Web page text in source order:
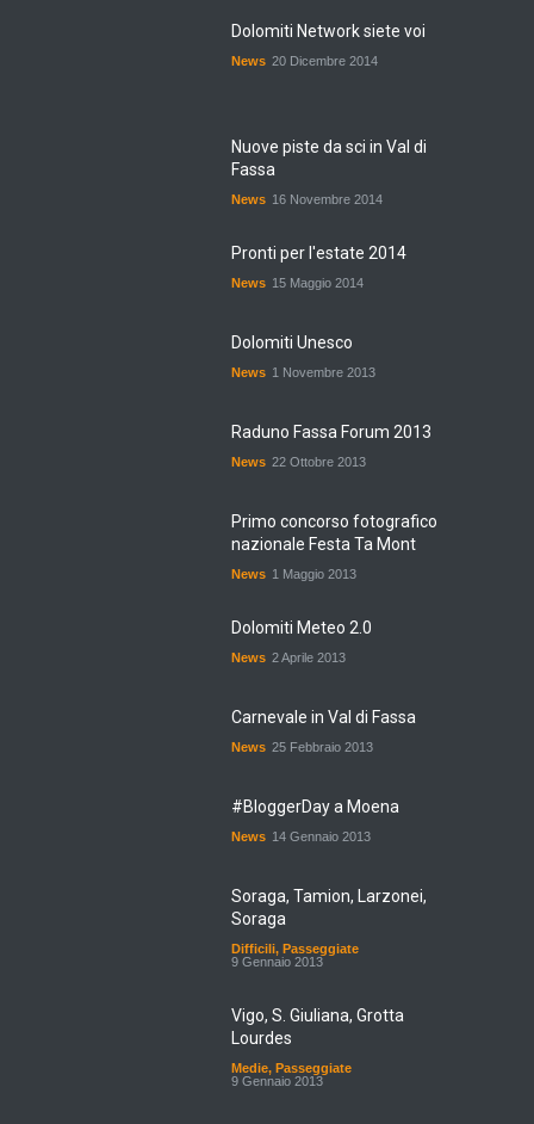
Dolomiti Network siete voi
News 20 Dicembre 2014
Nuove piste da sci in Val di
Fassa
News 16 Novembre 2014
Pronti per l'estate 2014
News 15 Maggio 2014
Dolomiti Unesco
News 1 Novembre 2013
Raduno Fassa Forum 2013
News 22 Ottobre 2013
Primo concorso fotografico
nazionale Festa Ta Mont
News 1 Maggio 2013
Dolomiti Meteo 2.0
News 2 Aprile 2013
Carnevale in Val di Fassa
News 25 Febbraio 2013
#BloggerDay a Moena
News 14 Gennaio 2013
Soraga, Tamion, Larzonei,
Soraga
Difficili, Passeggiate
9 Gennaio 2013
Vigo, S. Giuliana, Grotta
Lourdes
Medie, Passeggiate
9 Gennaio 2013